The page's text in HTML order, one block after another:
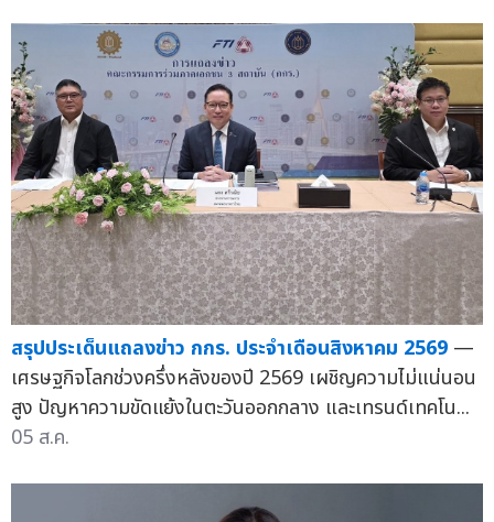
สรุปประเด็นแถลงข่าว กกร. ประจำเดือนสิงหาคม 2569 —
เศรษฐกิจโลกช่วงครึ่งหลังของปี 2569 เผชิญความไม่แน่นอน
สูง ปัญหาความขัดแย้งในตะวันออกกลาง และเทรนด์เทคโน...
05 ส.ค.